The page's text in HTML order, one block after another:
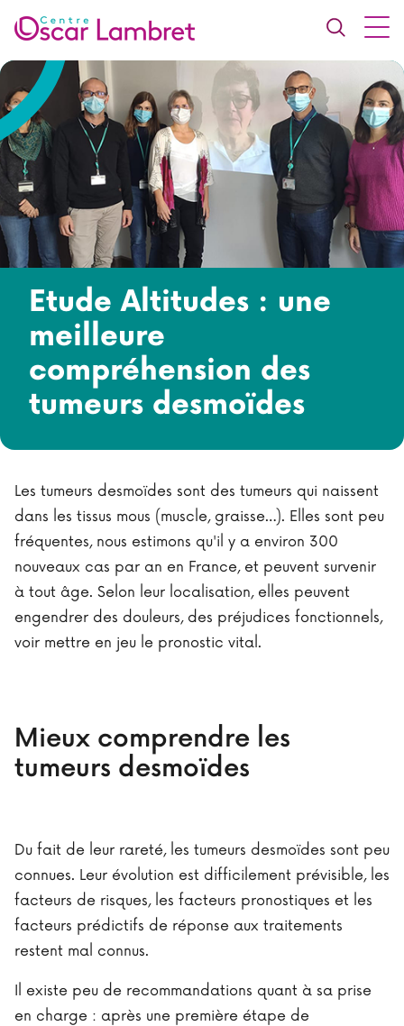
Etude Altitudes : une
meilleure
compréhension des
tumeurs desmoïdes
Les tumeurs desmoïdes sont des tumeurs qui naissent
dans les tissus mous (muscle, graisse…). Elles sont peu
fréquentes, nous estimons qu'il y a environ 300
nouveaux cas par an en France, et peuvent survenir
à tout âge. Selon leur localisation, elles peuvent
engendrer des douleurs, des préjudices fonctionnels,
voir mettre en jeu le pronostic vital.
Mieux comprendre les
tumeurs desmoïdes
Du fait de leur rareté, les tumeurs desmoïdes sont peu
connues. Leur évolution est difficilement prévisible, les
facteurs de risques, les facteurs pronostiques et les
facteurs prédictifs de réponse aux traitements
restent mal connus.
Il existe peu de recommandations quant à sa prise
en charge : après une première étape de